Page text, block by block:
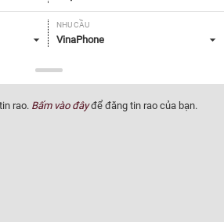
NHU CẦU
VinaPhone
rao. Bấm vào đâyđể đăng tin rao của bạn.